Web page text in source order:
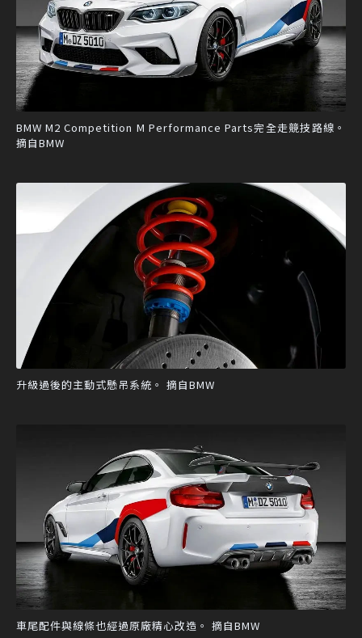
BMW M2 Competition M Performance Parts完全走競技路線。
摘自BMW
升級過後的主動式懸吊系統。 摘自BMW
車尾配件與線條也經過原廠精心改造。 摘自BMW